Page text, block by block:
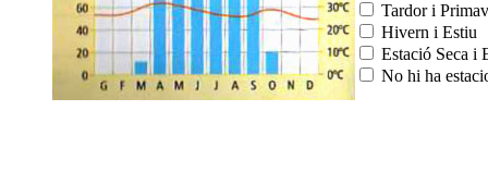
Tardor i
Hivern i Estiu
Estació Seca i
No hi ha